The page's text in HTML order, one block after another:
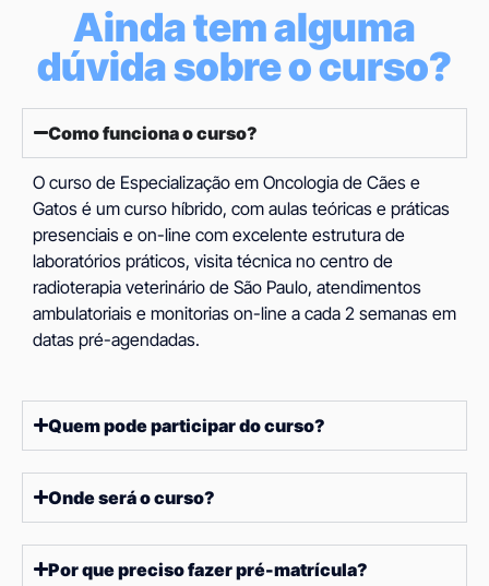
Ainda tem alguma
dúvida sobre o curso?
Como funciona o curso?
O curso de Especialização em Oncologia de Cães e
Gatos é um curso híbrido, com aulas teóricas e práticas
presenciais e on-line com excelente estrutura de
laboratórios práticos, visita técnica no centro de
radioterapia veterinário de São Paulo, atendimentos
ambulatoriais e monitorias on-line a cada 2 semanas em
datas pré-agendadas.
Quem pode participar do curso?
Onde será o curso?
Por que preciso fazer pré-matrícula?